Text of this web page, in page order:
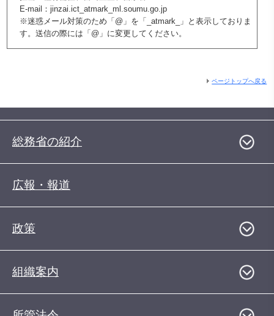
E-mail：jinzai.ict_atmark_ml.soumu.go.jp
※迷惑メール対策のため「@」を「_atmark_」と表示しておりま
す。送信の際には「@」に変更してください。
ページトップへ戻る
総務省の紹介
広報・報道
政策
組織案内